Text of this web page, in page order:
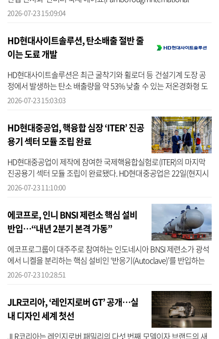
Airshow) 2026’에서 국내 소재 기업 최초로 글로벌 항공기 제조사 에
2026-07-23 15:09:04
HD현대사이트솔루션, 탄소배출 절반 줄
이는 도료 개발
HD현대사이트솔루션은 최근 굴착기와 휠로더 등 건설기계 도장 공
정에서 발생하는 탄소 배출량을 약 53% 낮출 수 있는 저온경화형 도
료를 개발했다고 23일 밝혔다. 이는 연간 소나무 10만 4천여 그루를
2026-07-23 15:03:03
HD현대중공업, 핵융합 심장 ‘ITER’ 진공
용기 섹터 모듈 조립 완료
HD현대중공업이 제작에 참여한 국제핵융합실험로(ITER)의 마지막
진공용기 섹터 모듈 조립이 완료됐다. HD현대중공업은 22일(현지시
간) 프랑스 남부 카다라슈 ITER 건설 현장에서 열린 ‘KOREA-ITER
2026-07-23 11:10:00
에코프로, 인니 BNSI 제련소 핵심 설비
반입…“내년 2분기 본격 가동”
에코프로그룹이 대주주로 참여하는 인도네시아 BNSI 제련소가 광석
에서 니켈을 분리하는 핵심 설비인 ‘반응기(Autoclave)’를 반입하는
등 연내 완공을 목표로 박차를 가하고 있다. 에코프로는 지난 22일 인
2026-07-23 10:28:51
JLR코리아, ‘레인지로버 GT’ 공개…실
내 디자인 세계 첫선
JLR코리아는 레인지로버 패밀리의 다섯 번째 모델이자 브랜드의 새